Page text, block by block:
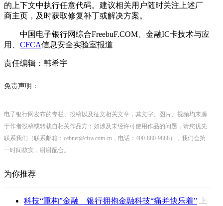
的上下文中执行任意代码。建议相关用户随时关注上述厂
商主页，及时获取修复补丁或解决方案。
中国电子银行网综合FreebuF.COM、金融IC卡技术与应
用、 CFCA信息安全实验室报道
责任编辑：韩希宇
免责声明：
电子银行网发布的专栏、投稿以及征文相关文章，其文字、图片、视频均来源
于作者投稿或转载自相关作品方；如涉及未经许可使用作品的问题，请您优先
联系我们（联系邮箱：cebnet@cfca.com.cn，电话：400-880-9888），我们会第
一时间核实，谢谢配合。
为你推荐
科技“重构”金融 银行拥抱金融科技“痛并快乐着”
上